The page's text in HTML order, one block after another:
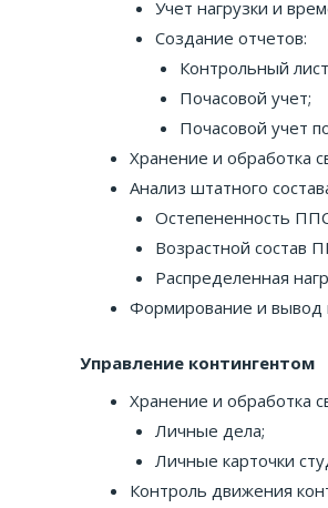
Учет нагрузки и
Создание отчетов:
Контрольный
Почасовой учет;
Почасовой учет
Хранение и обработка
Анализ штатного
Остепененность
Возрастной состав
Распределенная
Формирование и вывод
Управление контингентом
Хранение и обработка
Личные дела;
Личные карточки
Контроль движения